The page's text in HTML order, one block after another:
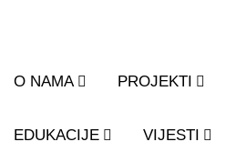
O NAMA PROJEKTI
EDUKACIJE VIJESTI